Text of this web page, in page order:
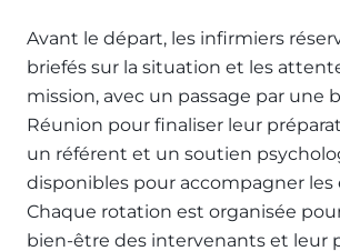
Avant le départ, les infirmiers
briefés sur la situation et les
mission, avec un passage par une
Réunion pour finaliser leur
un référent et un soutien
disponibles pour accompagner les
Chaque rotation est organisée
bien-être des intervenants et leur